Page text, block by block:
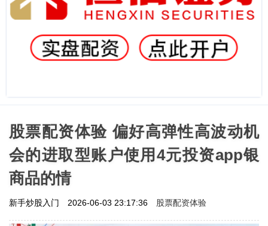
股票配资体验 偏好高弹性高波动机
会的进取型账户使用4元投资app银
商品的情
新手炒股入门 2026-06-03 23:17:36 股票配资体验